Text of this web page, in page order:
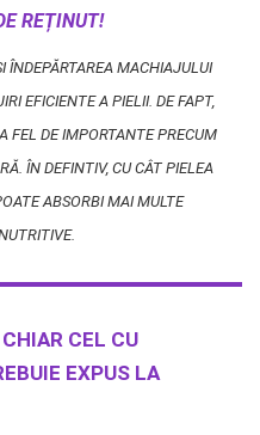
REȚINUT!
ÎNDEPĂRTAREA MACHIAJULUI
EFICIENTE A PIELII. DE FAPT,
FEL DE IMPORTANTE PRECUM
ÎN DEFINTIV, CU CÂT PIELEA
ABSORBI MAI MULTE
CEL CU
EXPUS LA